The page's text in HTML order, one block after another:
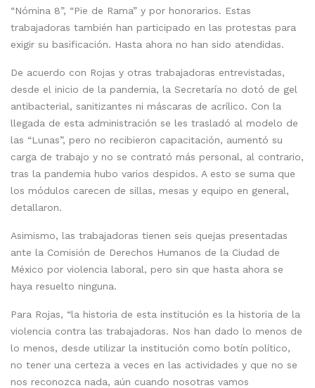
“Nómina 8”, “Pie de Rama” y por honorarios. Estas
trabajadoras también han participado en las protestas para
exigir su basificación. Hasta ahora no han sido atendidas.
De acuerdo con Rojas y otras trabajadoras entrevistadas,
desde el inicio de la pandemia, la Secretaría no dotó de gel
antibacterial, sanitizantes ni máscaras de acrílico. Con la
llegada de esta administración se les trasladó al modelo de
las “Lunas”, pero no recibieron capacitación, aumentó su
carga de trabajo y no se contrató más personal, al contrario,
tras la pandemia hubo varios despidos. A esto se suma que
los módulos carecen de sillas, mesas y equipo en general,
detallaron.
Asimismo, las trabajadoras tienen seis quejas presentadas
ante la Comisión de Derechos Humanos de la Ciudad de
México por violencia laboral, pero sin que hasta ahora se
haya resuelto ninguna.
Para Rojas, “la historia de esta institución es la historia de la
violencia contra las trabajadoras. Nos han dado lo menos de
lo menos, desde utilizar la institución como botín político,
no tener una certeza a veces en las actividades y que no se
nos reconozca nada, aún cuando nosotras vamos